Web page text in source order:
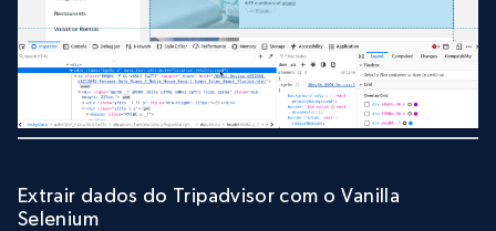
Extrair dados do Tripadvisor com o Vanilla
Selenium